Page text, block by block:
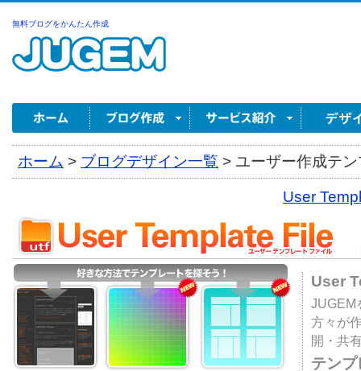
無料ブログをかんたん作成
ホーム > ブログデザイン一覧 > ユーザー作成テ
User
User
JUGEM
方々が
開・共
テン